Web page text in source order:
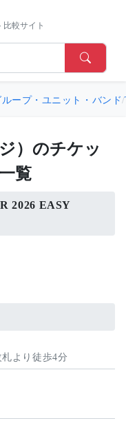
較サイト
ループ・ユニット・バンド/
）のチケッ
覧
2026 EASY
より徒歩4分